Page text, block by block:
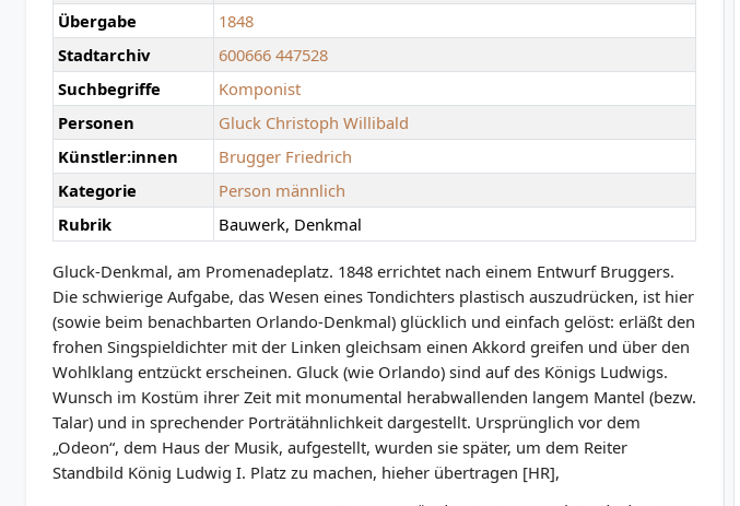
Übergabe
1848
Stadtarchiv
600666 447528
Suchbegriffe
Komponist
Personen
Gluck Christoph Willibald
Künstler:innen
Brugger Friedrich
Kategorie
Person männlich
Rubrik
Bauwerk, Denkmal
Gluck-Denkmal, am Promenadeplatz. 1848 errichtet nach einem Entwurf Bruggers.
Die schwierige Aufgabe, das Wesen eines Tondichters plastisch auszudrücken, ist hier
(sowie beim benachbarten Orlando-Denkmal) glücklich und einfach gelöst: erläßt den
frohen Singspieldichter mit der Linken gleichsam einen Akkord greifen und über den
Wohlklang entzückt erscheinen. Gluck (wie Orlando) sind auf des Königs Ludwigs.
Wunsch im Kostüm ihrer Zeit mit monumental herabwallenden langem Mantel (bezw.
Talar) und in sprechender Porträtähnlichkeit dargestellt. Ursprünglich vor dem
„Odeon“, dem Haus der Musik, aufgestellt, wurden sie später, um dem Reiter
Standbild König Ludwig I. Platz zu machen, hieher übertragen [HR],